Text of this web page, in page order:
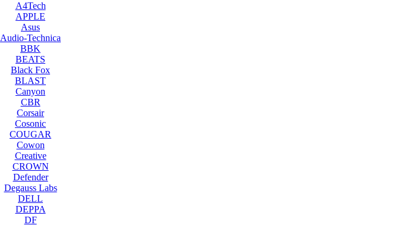
A4Tech
APPLE
Asus
Audio-Technica
BBK
BEATS
Black Fox
BLAST
Canyon
CBR
Corsair
Cosonic
COUGAR
Cowon
Creative
CROWN
Defender
Degauss Labs
DELL
DEPPA
DF